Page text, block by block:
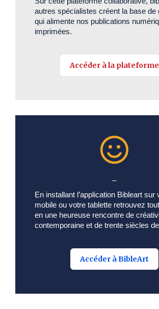
autres spécialistes créent la base de
qui alimente nos publications
imprimées.
Accéder à la plateforme
En installant l’application Bibleart sur
mobile ou votre tablette retrouvez
en une heureuse rencontre de
contemporaine et de trente siècles
Accéder à BibleArt